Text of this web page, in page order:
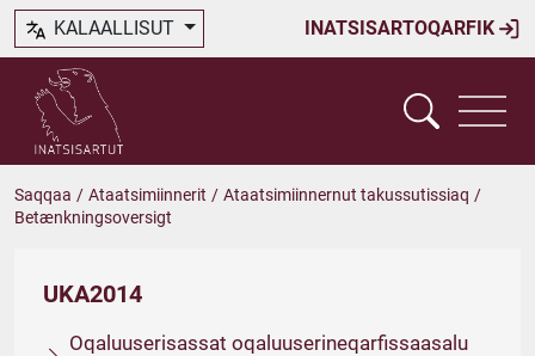
INATSISARTOQARFIK
KALAALLISUT
Saqqaa / Ataatsimiinnerit / Ataatsimiinnernut takussutissiaq /
Betænkningsoversigt
UKA2014
Oqaluuserisassat oqaluuserineqarfissaasalu